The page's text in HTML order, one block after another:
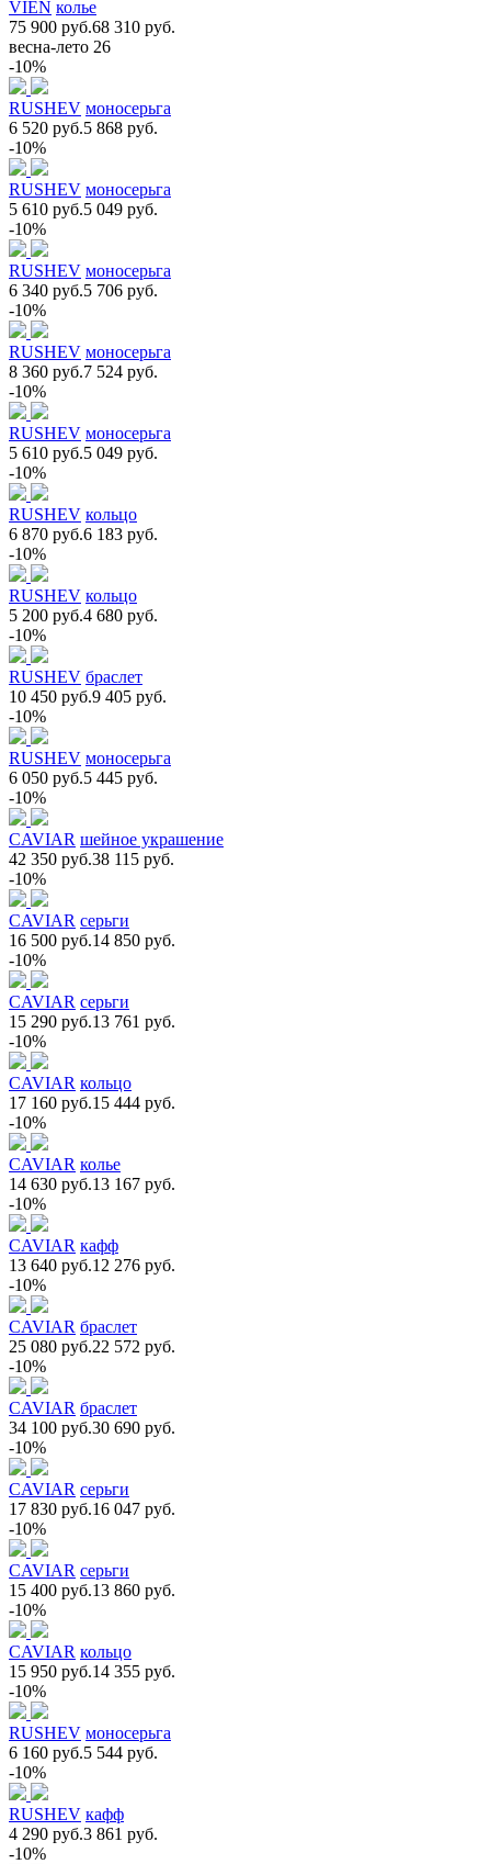
VIEN колье
75 900 руб.68 310 руб.
весна-лето 26
-10%
RUSHEV моносерьга
6 520 руб.5 868 руб.
-10%
RUSHEV моносерьга
5 610 руб.5 049 руб.
-10%
RUSHEV моносерьга
6 340 руб.5 706 руб.
-10%
RUSHEV моносерьга
8 360 руб.7 524 руб.
-10%
RUSHEV моносерьга
5 610 руб.5 049 руб.
-10%
RUSHEV кольцо
6 870 руб.6 183 руб.
-10%
RUSHEV кольцо
5 200 руб.4 680 руб.
-10%
RUSHEV браслет
10 450 руб.9 405 руб.
-10%
RUSHEV моносерьга
6 050 руб.5 445 руб.
-10%
CAVIAR шейное украшение
42 350 руб.38 115 руб.
-10%
CAVIAR серьги
16 500 руб.14 850 руб.
-10%
CAVIAR серьги
15 290 руб.13 761 руб.
-10%
CAVIAR кольцо
17 160 руб.15 444 руб.
-10%
CAVIAR колье
14 630 руб.13 167 руб.
-10%
CAVIAR кафф
13 640 руб.12 276 руб.
-10%
CAVIAR браслет
25 080 руб.22 572 руб.
-10%
CAVIAR браслет
34 100 руб.30 690 руб.
-10%
CAVIAR серьги
17 830 руб.16 047 руб.
-10%
CAVIAR серьги
15 400 руб.13 860 руб.
-10%
CAVIAR кольцо
15 950 руб.14 355 руб.
-10%
RUSHEV моносерьга
6 160 руб.5 544 руб.
-10%
RUSHEV кафф
4 290 руб.3 861 руб.
-10%